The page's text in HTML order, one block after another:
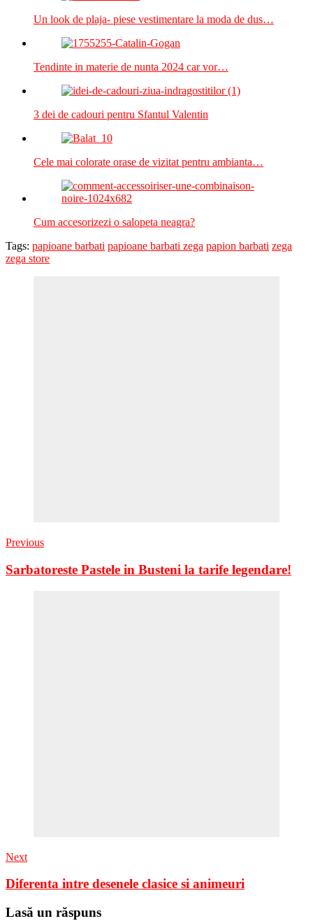
Un look de plaja- piese vestimentare la moda de dus…
Tendinte in materie de nunta 2024 car vor…
3 dei de cadouri pentru Sfantul Valentin
Cele mai colorate orase de vizitat pentru ambianta…
Cum accesorizezi o salopeta neagra?
Tags: papioane barbati papioane barbati zega papion barbati zega
zega store
Previous
Sarbatoreste Pastele in Busteni la tarife legendare!
Next
Diferenta intre desenele clasice si animeuri
Lasă un răspuns